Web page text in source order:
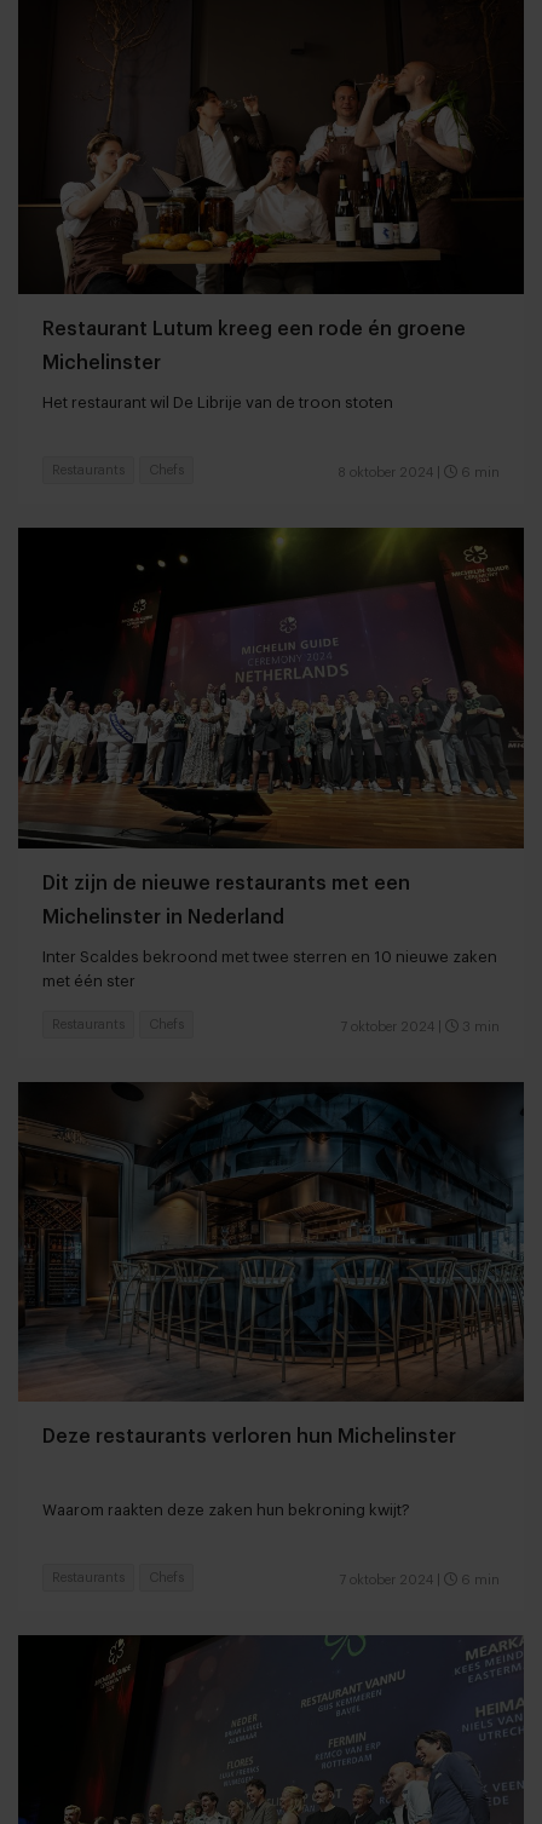
Restaurant Lutum kreeg een rode én groene
Michelinster
Het restaurant wil De Librije van de troon stoten
8 oktober 2024 6 min
Restaurants Chefs
Dit zijn de nieuwe restaurants met een
Michelinster in Nederland
Inter Scaldes bekroond met twee sterren en 10 nieuwe zaken
met één ster
7 oktober 2024 3 min
Restaurants Chefs
Deze restaurants verloren hun Michelinster
Waarom raakten deze zaken hun bekroning kwijt?
7 oktober 2024 6 min
Restaurants Chefs